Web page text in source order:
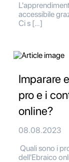
accessibile
Ci s […]
Imparare
pro e i
online?
08.08.2023
Quali sono i
dell'Ebraico